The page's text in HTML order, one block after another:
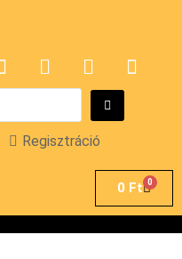
Regisztráció
0 Ft 0